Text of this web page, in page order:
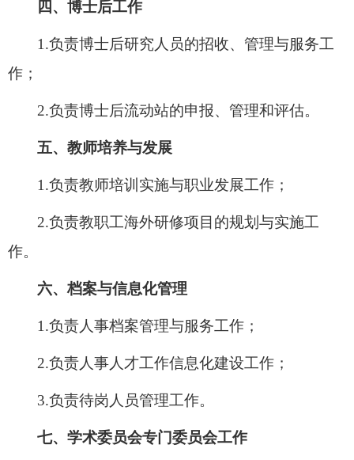
四、博士后工作
1.负责博士后研究人员的招收、管理与服务工
作；
2.负责博士后流动站的申报、管理和评估。
五、教师培养与发展
1.负责教师培训实施与职业发展工作；
2.负责教职工海外研修项目的规划与实施工
作。
六、档案与信息化管理
1.负责人事档案管理与服务工作；
2.负责人事人才工作信息化建设工作；
3.负责待岗人员管理工作。
七、学术委员会专门委员会工作